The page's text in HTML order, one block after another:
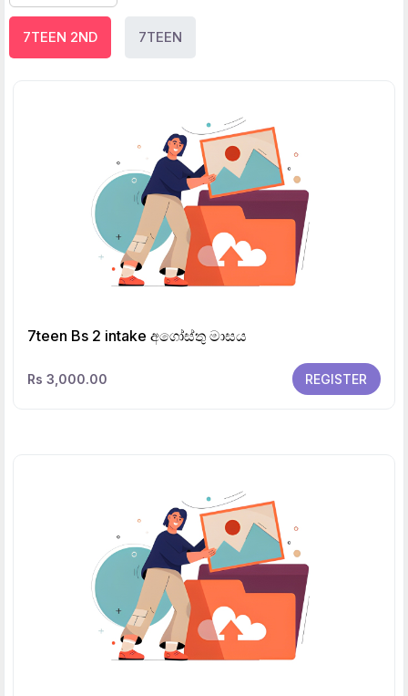
7TEEN 2ND 7TEEN
7teen Bs 2 intake අගෝස්තු මාසය
Rs 3,000.00 REGISTER